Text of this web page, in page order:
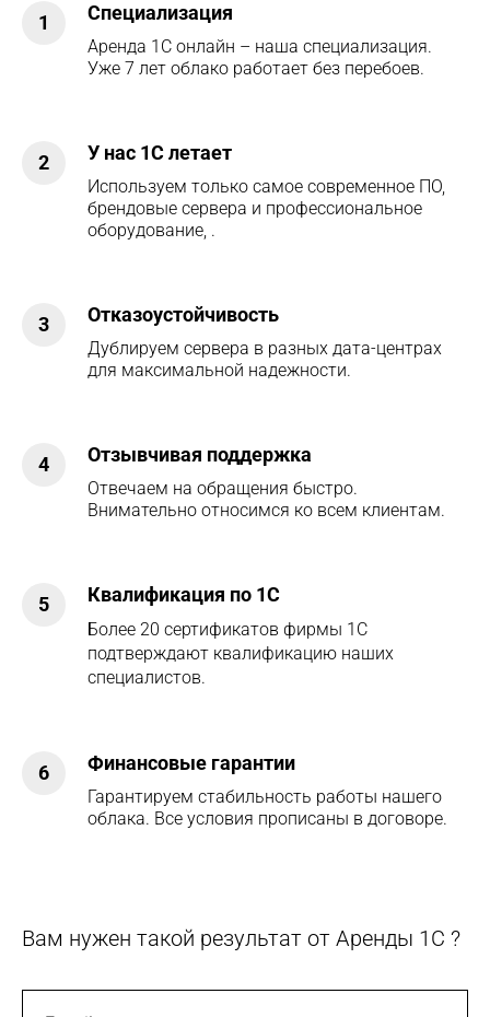
1 Специализация
Аренда 1С онлайн – наша специализация.
Уже 7 лет облако работает без перебоев.
2 У нас 1С летает
Используем только самое современное ПО,
брендовые сервера и профессиональное
оборудование, .
3 Отказоустойчивость
Дублируем сервера в разных дата-центрах
для максимальной надежности.
4 Отзывчивая поддержка
Отвечаем на обращения быстро.
Внимательно относимся ко всем клиентам.
5 Квалификация по 1С
Более 20 сертификатов фирмы 1С
подтверждают квалификацию наших
специалистов.
6 Финансовые гарантии
Гарантируем стабильность работы нашего
облака. Все условия прописаны в договоре.
Вам нужен такой результат от Аренды 1С ?